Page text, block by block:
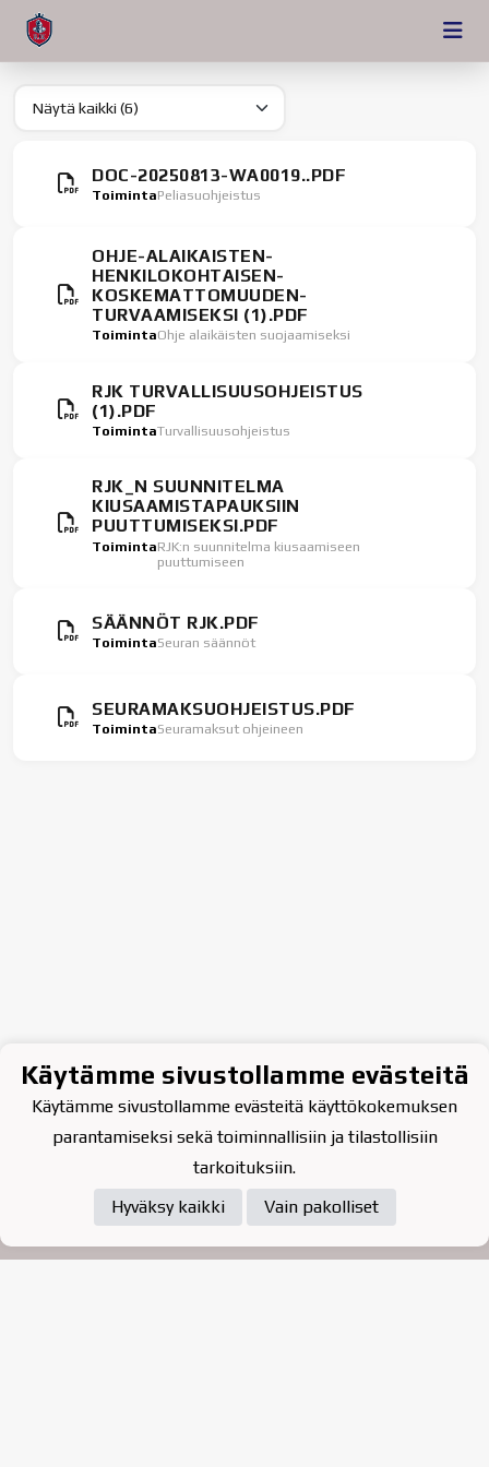
DOC-20250813-WA0019..PDF
ToimintaPeliasuohjeistus
OHJE-ALAIKAISTEN-
HENKILOKOHTAISEN-
KOSKEMATTOMUUDEN-
TURVAAMISEKSI (1).PDF
ToimintaOhje alaikäisten suojaamiseksi
RJK TURVALLISUUSOHJEISTUS
(1).PDF
ToimintaTurvallisuusohjeistus
RJK_N SUUNNITELMA
KIUSAAMISTAPAUKSIIN
PUUTTUMISEKSI.PDF
ToimintaRJK:n suunnitelma kiusaamiseen
puuttumiseen
SÄÄNNÖT RJK.PDF
ToimintaSeuran säännöt
SEURAMAKSUOHJEISTUS.PDF
ToimintaSeuramaksut ohjeineen
Tietosuojaseloste
Käytämme sivustollamme evästeitä
Käytämme sivustollamme evästeitä käyttökokemuksen
parantamiseksi sekä toiminnallisiin ja tilastollisiin
tarkoituksiin.
Hyväksy kaikki
Vain pakolliset